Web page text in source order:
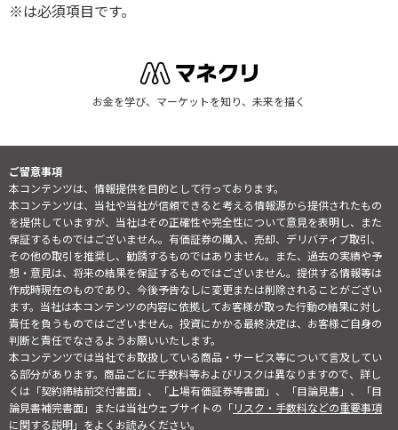
※は必須項目です。
お金を学び、マーケットを知り、未来を描く
ご留意事項
本コンテンツは、情報提供を目的として行っております。
本コンテンツは、当社や当社が信頼できると考える情報源から提供されたもの
を提供していますが、当社はその正確性や完全性について意見を表明し、また
保証するものではございません。有価証券の購入、売却、デリバティブ取引、
その他の取引を推奨し、勧誘するものではありません。また、過去の実績や予
想・意見は、将来の結果を保証するものではございません。提供する情報等は
作成時現在のものであり、今後予告なしに変更または削除されることがござい
ます。当社は本コンテンツの内容に依拠してお客様が取った行動の結果に対し
責任を負うものではございません。投資にかかる最終決定は、お客様ご自身の
判断と責任でなさるようお願いいたします。
本コンテンツでは当社でお取扱している商品・サービス等について言及してい
る部分があります。商品ごとに手数料等およびリスクは異なりますので、詳し
くは「契約締結前交付書面」、「上場有価証券等書面」、「目論見書」、「目
論見書補完書面」または当社ウェブサイトの「リスク・手数料などの重要事項
に関する説明」をよくお読みください。